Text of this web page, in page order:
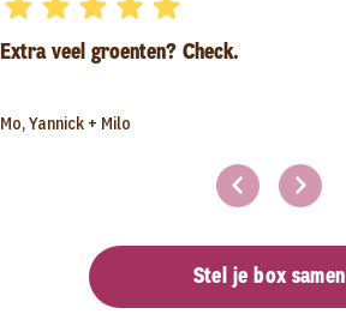
Extra veel groenten? Check.
Mo, Yannick + Milo
Stel je box samen